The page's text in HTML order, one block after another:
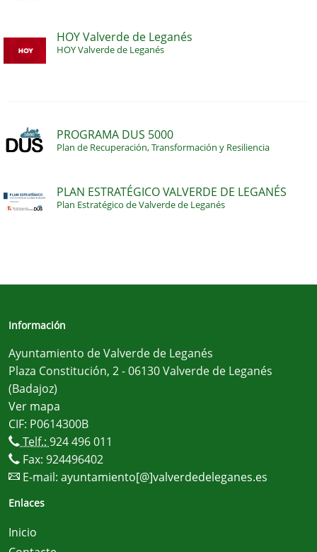
HOY Valverde de Leganés
HOY Valverde de Leganés
PROGRAMA DUS 5000
Plan de Recuperación, Transformación y Resiliencia
PLAN ESTRATÉGICO VALVERDE DE LEGANÉS
Plan Estratégico de Valverde de Leganés
Información
Ayuntamiento de Valverde de Leganés
Plaza Constitución, 2 - 06130 Valverde de Leganés
(Badajoz)
Ver mapa
CIF: P0614300B
Telf.: 924 496 011
Fax: 924496402
E-mail: ayuntamiento[@]valverdedeleganes.es
Enlaces
Inicio